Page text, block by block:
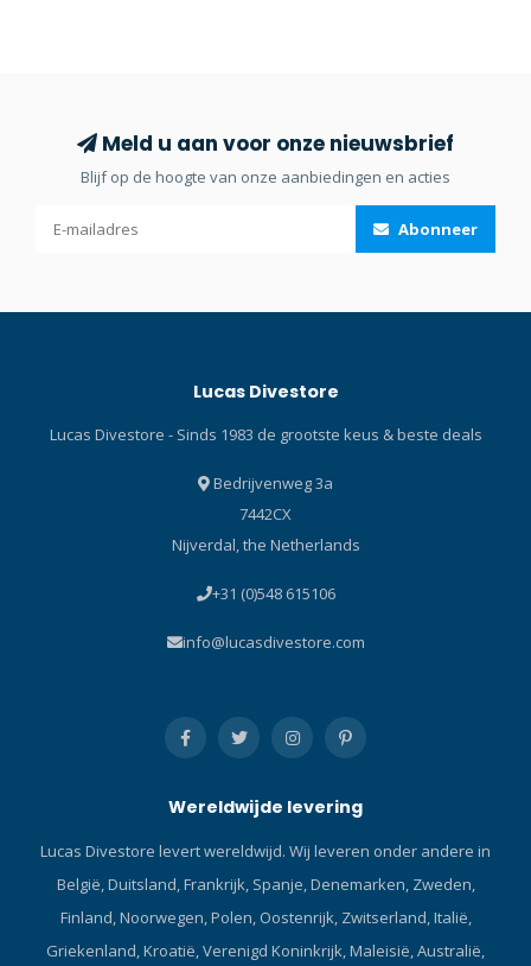
Base Layers warmte vast
houden. Hiermee blijf je
langer warm en
naden tegen schuren en
onderpakken!Met de
Infrared-stof.
Meld u aan voor onze nieuwsbrief
Blijf op de hoogte van onze aanbiedingen en acties
Abonneer
Lucas Divestore
Lucas Divestore - Sinds 1983 de grootste keus & beste deals
Bedrijvenweg 3a
7442CX
Nijverdal, the Netherlands
+31 (0)548 615106
info@lucasdivestore.com
Wereldwijde levering
Lucas Divestore levert wereldwijd. Wij leveren onder andere in
België, Duitsland, Frankrijk, Spanje, Denemarken, Zweden,
Finland, Noorwegen, Polen, Oostenrijk, Zwitserland, Italië,
Griekenland, Kroatië, Verenigd Koninkrijk, Maleisië, Australië,